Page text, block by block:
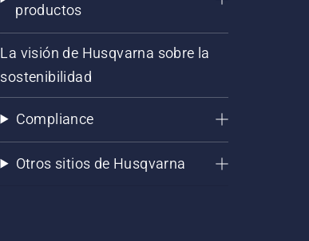
productos
La visión de Husqvarna sobre la
sostenibilidad
Compliance
Otros sitios de Husqvarna